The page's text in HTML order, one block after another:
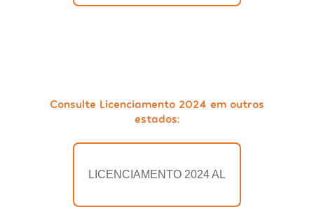
Consulte Licenciamento 2024 em outros
estados:
LICENCIAMENTO 2024 AL